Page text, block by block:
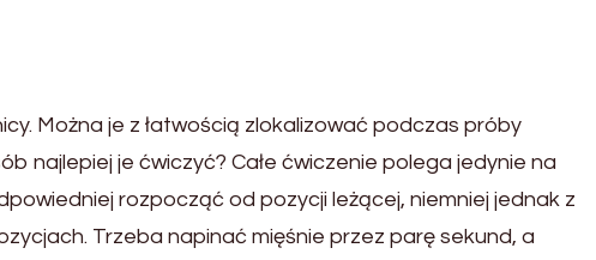
Można je z łatwością zlokalizować podczas próby
najlepiej je ćwiczyć? Całe ćwiczenie polega jedynie na
rozpocząć od pozycji leżącej, niemniej jednak z
Trzeba napinać mięśnie przez parę sekund, a